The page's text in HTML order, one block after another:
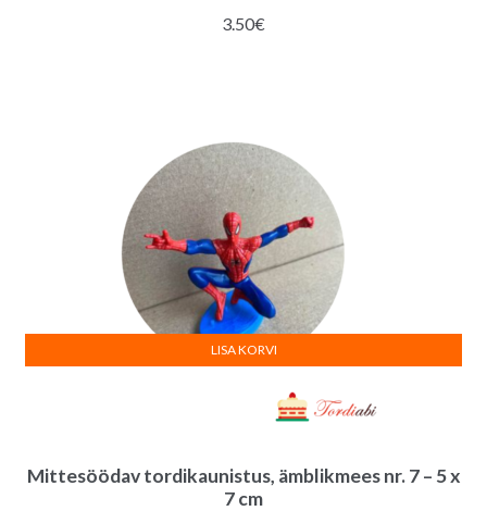
3.50€
Mittesöödav tordikaunistus, ämblikmees nr. 7 – 5 x
7 cm
LISA KORVI